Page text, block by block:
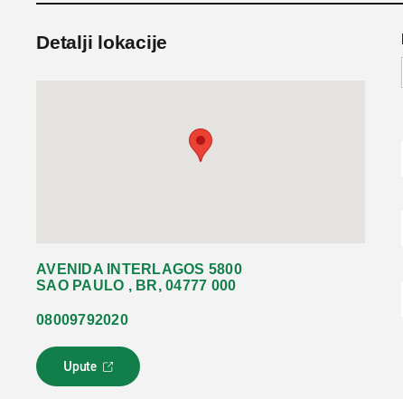
Detalji lokacije
AVENIDA INTERLAGOS 5800
SAO PAULO , BR, 04777 000
08009792020
Upute
L
i